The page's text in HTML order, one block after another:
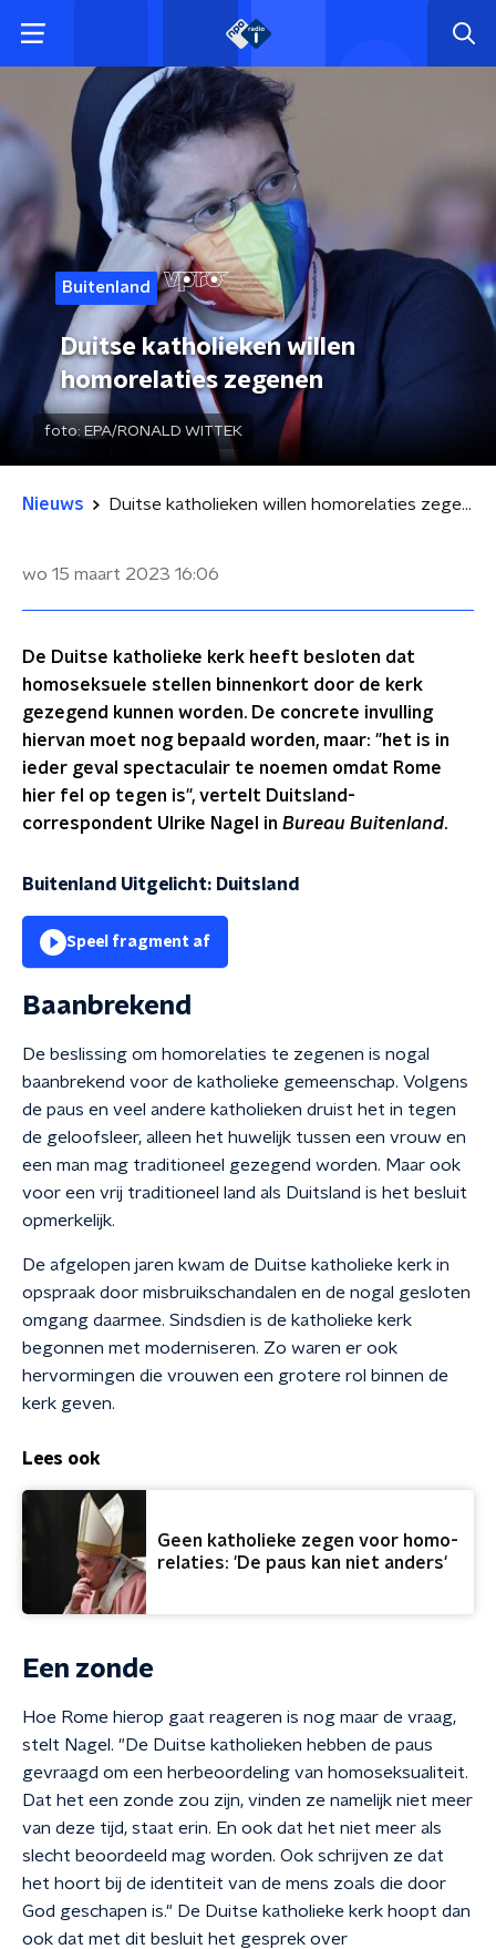
Buitenland
Duitse katholieken willen
homorelaties zegenen
foto: EPA/RONALD WITTEK
Nieuws Duitse katholieken willen homorelaties zegenen
wo 15 maart 2023 16:06
De Duitse katholieke kerk heeft besloten dat
homoseksuele stellen binnenkort door de kerk
gezegend kunnen worden. De concrete invulling
hiervan moet nog bepaald worden, maar: "het is in
ieder geval spectaculair te noemen omdat Rome
hier fel op tegen is", vertelt Duitsland-
correspondent Ulrike Nagel in Bureau Buitenland.
Buitenland Uitgelicht: Duitsland
Speel fragment af
Baanbrekend
De beslissing om homorelaties te zegenen is nogal
baanbrekend voor de katholieke gemeenschap. Volgens
de paus en veel andere katholieken druist het in tegen
de geloofsleer, alleen het huwelijk tussen een vrouw en
een man mag traditioneel gezegend worden. Maar ook
voor een vrij traditioneel land als Duitsland is het besluit
opmerkelijk.
De afgelopen jaren kwam de Duitse katholieke kerk in
opspraak door misbruikschandalen en de nogal gesloten
omgang daarmee. Sindsdien is de katholieke kerk
begonnen met moderniseren. Zo waren er ook
hervormingen die vrouwen een grotere rol binnen de
kerk geven.
Lees ook
Geen katholieke zegen voor homo-
relaties: 'De paus kan niet anders'
Een zonde
Hoe Rome hierop gaat reageren is nog maar de vraag,
stelt Nagel. "De Duitse katholieken hebben de paus
gevraagd om een herbeoordeling van homoseksualiteit.
Dat het een zonde zou zijn, vinden ze namelijk niet meer
van deze tijd, staat erin. En ook dat het niet meer als
slecht beoordeeld mag worden. Ook schrijven ze dat
het hoort bij de identiteit van de mens zoals die door
God geschapen is." De Duitse katholieke kerk hoopt dan
ook dat met dit besluit het gesprek over